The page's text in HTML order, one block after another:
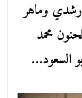
رشدي وماهر
محمد
السعود…